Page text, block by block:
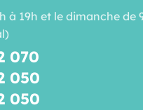
à 19h et le dimanche de
070
050
050